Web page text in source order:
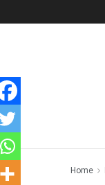
Home